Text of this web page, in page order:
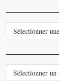
CATEGORIES
ARCHIVES